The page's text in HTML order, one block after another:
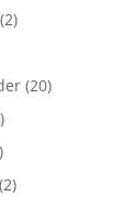
(2)
(20)
(2)